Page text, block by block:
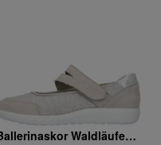
Ballerinaskor Waldläufer. Denver Nalastretch Bufa